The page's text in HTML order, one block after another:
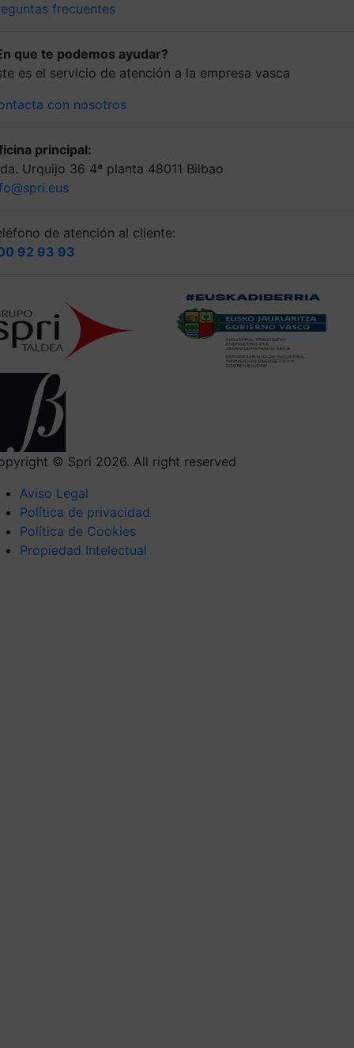
frecuentes
que te podemos ayudar?
es el servicio de atención a la empresa vasca
con nosotros
principal:
Urquijo 36 4ª planta 48011 Bilbao
de atención al cliente:
92 93 93
© Spri 2026. All right reserved
Aviso Legal
Política de privacidad
Política de Cookies
Propiedad Intelectual